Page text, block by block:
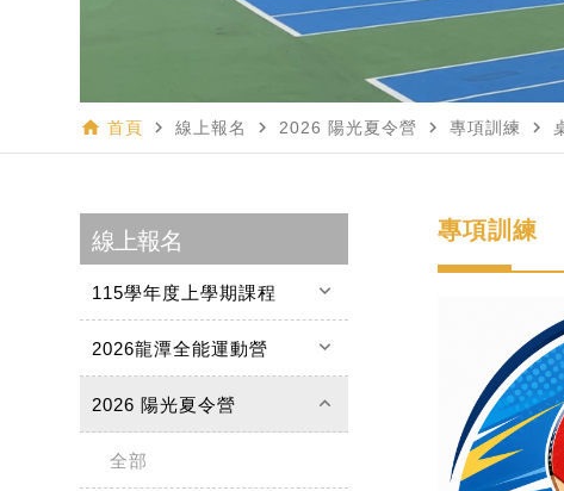
home 首頁 navigate_next 線上報名 navigate_next 2026 陽光夏令營 navigate_next 專項訓練 navigate_next
線上報名
115學年度上學期課程 keyboard_arrow_down
2026龍潭全能運動營 keyboard_arrow_down
2026 陽光夏令營 keyboard_arrow_up
全部
專項訓練